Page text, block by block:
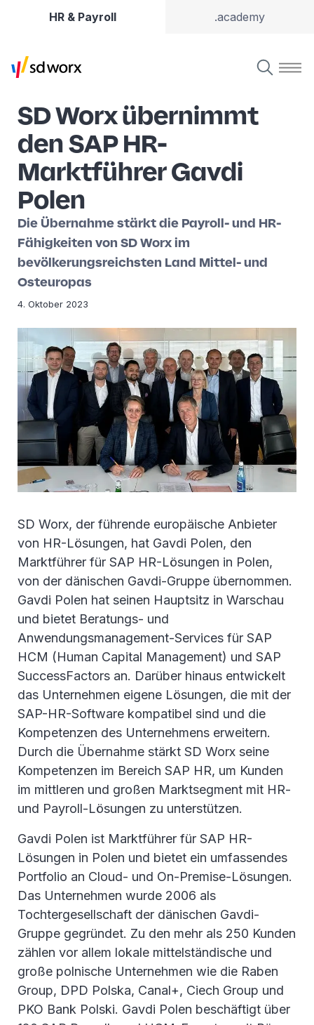
HR & Payroll .academy
SD Worx übernimmt
den SAP HR-
Marktführer Gavdi
Polen
Die Übernahme stärkt die Payroll- und HR-
Fähigkeiten von SD Worx im
bevölkerungsreichsten Land Mittel- und
Osteuropas
4. Oktober 2023
SD Worx, der führende europäische Anbieter
von HR-Lösungen, hat Gavdi Polen, den
Marktführer für SAP HR-Lösungen in Polen,
von der dänischen Gavdi-Gruppe übernommen.
Gavdi Polen hat seinen Hauptsitz in Warschau
und bietet Beratungs- und
Anwendungsmanagement-Services für SAP
HCM (Human Capital Management) und SAP
SuccessFactors an. Darüber hinaus entwickelt
das Unternehmen eigene Lösungen, die mit der
SAP-HR-Software kompatibel sind und die
Kompetenzen des Unternehmens erweitern.
Durch die Übernahme stärkt SD Worx seine
Kompetenzen im Bereich SAP HR, um Kunden
im mittleren und großen Marktsegment mit HR-
und Payroll-Lösungen zu unterstützen.
Gavdi Polen ist Marktführer für SAP HR-
Lösungen in Polen und bietet ein umfassendes
Portfolio an Cloud- und On-Premise-Lösungen.
Das Unternehmen wurde 2006 als
Tochtergesellschaft der dänischen Gavdi-
Gruppe gegründet. Zu den mehr als 250 Kunden
zählen vor allem lokale mittelständische und
große polnische Unternehmen wie die Raben
Group, DPD Polska, Canal+, Ciech Group und
PKO Bank Polski. Gavdi Polen beschäftigt über